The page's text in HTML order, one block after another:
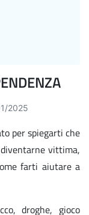
2025
per spiegarti che
vittima,
farti aiutare a
droghe, gioco